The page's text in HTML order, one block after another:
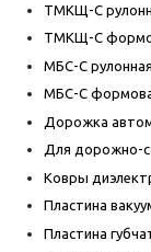
ТМКЩ-С
ТМКЩ-С
МБС-С рулонная
МБС-С
Дорожка
Для дорожно-
Ковры
Пластина
Пластина